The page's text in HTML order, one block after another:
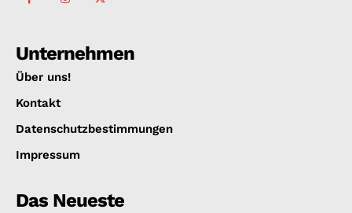
Unternehmen
Über uns!
Kontakt
Datenschutzbestimmungen
Impressum
Das Neueste